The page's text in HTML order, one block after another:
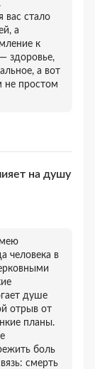
вас стало
а
к
здоровье,
а вот
не простом
на душу
человека в
душе
отрыв от
планы.
боль
смерть